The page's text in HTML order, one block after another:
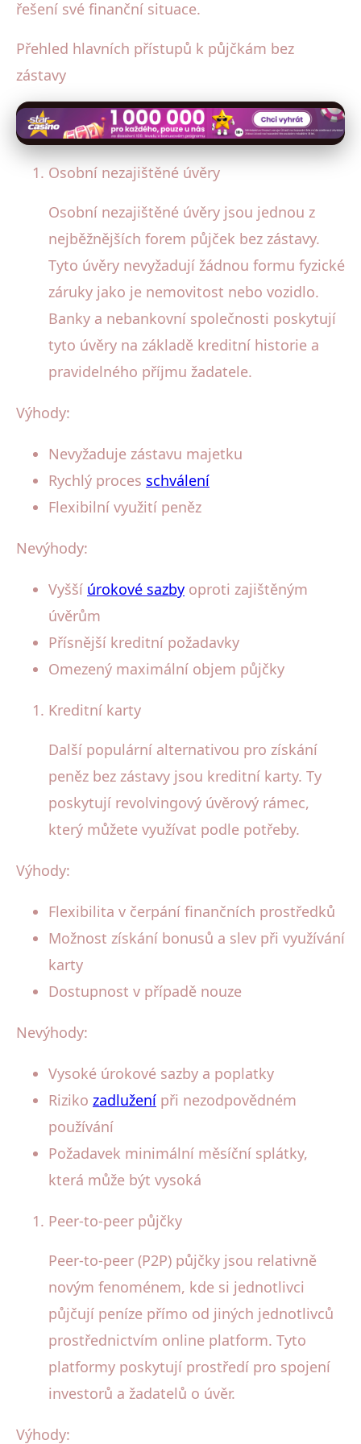
řešení své finanční situace.
Přehled hlavních přístupů k půjčkám bez
zástavy
Osobní nezajištěné úvěry
Osobní nezajištěné úvěry jsou jednou z
nejběžnějších forem půjček bez zástavy.
Tyto úvěry nevyžadují žádnou formu fyzické
záruky jako je nemovitost nebo vozidlo.
Banky a nebankovní společnosti poskytují
tyto úvěry na základě kreditní historie a
pravidelného příjmu žadatele.
Výhody:
Nevyžaduje zástavu majetku
Rychlý proces schválení
Flexibilní využití peněz
Nevýhody:
Vyšší úrokové sazby oproti zajištěným
úvěrům
Přísnější kreditní požadavky
Omezený maximální objem půjčky
Kreditní karty
Další populární alternativou pro získání
peněz bez zástavy jsou kreditní karty. Ty
poskytují revolvingový úvěrový rámec,
který můžete využívat podle potřeby.
Výhody:
Flexibilita v čerpání finančních prostředků
Možnost získání bonusů a slev při využívání
karty
Dostupnost v případě nouze
Nevýhody:
Vysoké úrokové sazby a poplatky
Riziko zadlužení při nezodpovědném
používání
Požadavek minimální měsíční splátky,
která může být vysoká
Peer-to-peer půjčky
Peer-to-peer (P2P) půjčky jsou relativně
novým fenoménem, kde si jednotlivci
půjčují peníze přímo od jiných jednotlivců
prostřednictvím online platform. Tyto
platformy poskytují prostředí pro spojení
investorů a žadatelů o úvěr.
Výhody: